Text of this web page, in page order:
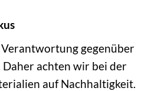
gegenüber
achten wir bei der
auf Nachhaltigkeit.